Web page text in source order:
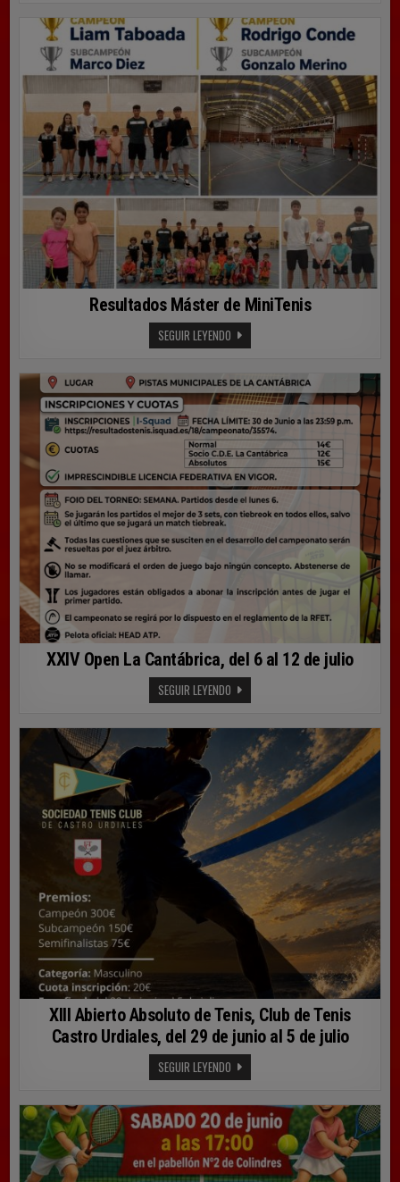
DE
TORRELAVEGA”,
DEL
13
AL
17
DE
JULIO
Resultados Máster de MiniTenis
SEGUIR LEYENDO RESULTADOS
MÁSTER
XXIV Open La Cantábrica, del 6 al 12 de julio
SEGUIR LEYENDO XXIV
OPEN
CANTÁBRICA,
AL
12
DE
JULIO
XIII Abierto Absoluto de Tenis, Club de Tenis
Castro Urdiales, del 29 de junio al 5 de julio
SEGUIR LEYENDO XIII
ABIERTO
TENIS,
CLUB
DE
TENIS
CASTRO
URDIALES,